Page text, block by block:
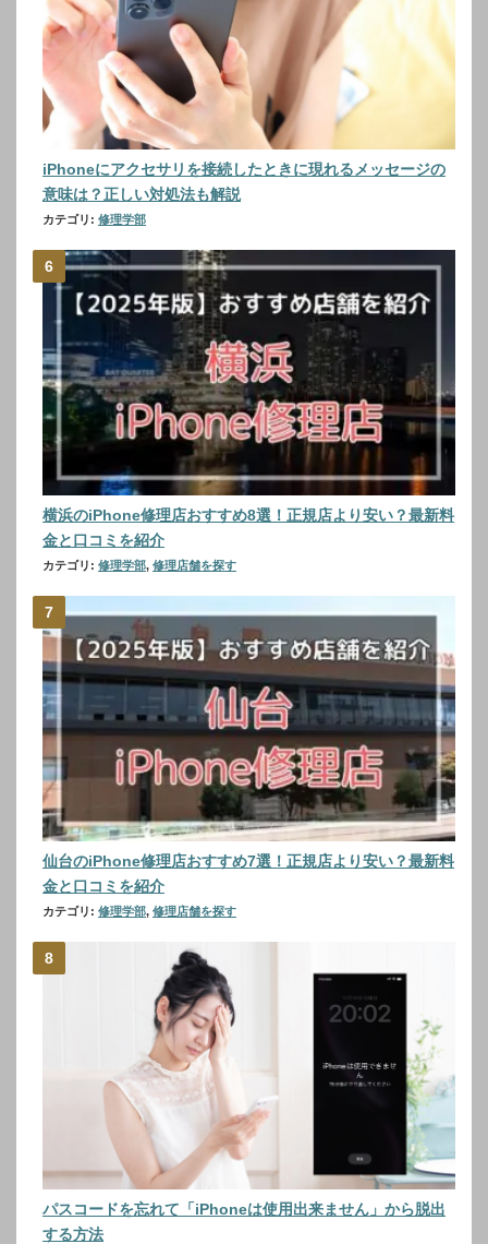
iPhoneにアクセサリを接続したときに現れるメッセージの
意味は？正しい対処法も解説
カテゴリ: 修理学部
横浜のiPhone修理店おすすめ8選！正規店より安い？最新料
金と口コミを紹介
カテゴリ: 修理学部, 修理店舗を探す
仙台のiPhone修理店おすすめ7選！正規店より安い？最新料
金と口コミを紹介
カテゴリ: 修理学部, 修理店舗を探す
パスコードを忘れて「iPhoneは使用出来ません」から脱出
する方法